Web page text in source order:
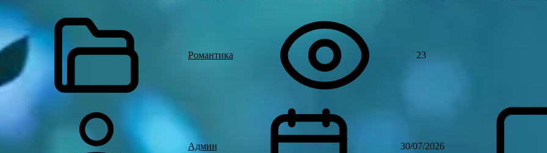
Романтика 23
Админ 30/07/2026